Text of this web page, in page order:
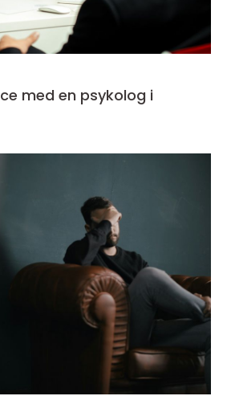
med en psykolog i